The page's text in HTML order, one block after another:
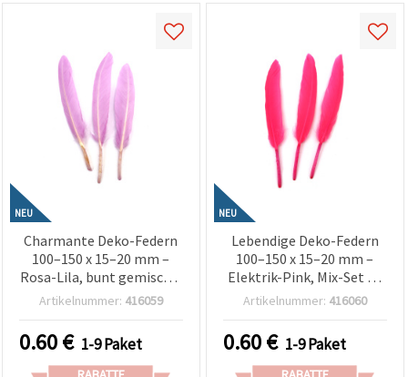
NEU
Charmante Deko-Federn
100–150 x 15–20 mm –
Rosa-Lila, bunt gemischt,
Set 10 Stück für Basteln,
kreative DIY-Projekte
Artikelnummer: 416059
0.60€ 1-9 Paket
NEU
Lebendige Deko-Federn
100–150 x 15–20 mm –
Elektrik-Pink, Mix-Set 10
Stück für Basteln,
Kostümdesign
Artikelnummer: 416060
0.60€ 1-9 Paket